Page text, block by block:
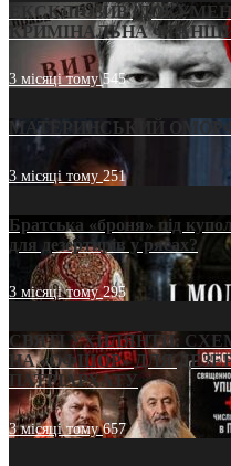
ЕКСКЛЮЗИВ
КРИМІНАЛЬНА
3 місяці тому545
МАТЕРИНСЬКИЙ
3 місяці тому251
Братська «броня» під
для дезертирів у рясах?
3 місяці тому295
СВЯТІ УХИЛЯНТИ:
НА «ОФШОР» ДЛЯ
ПАТРІАРХАТУ
3 місяці тому657